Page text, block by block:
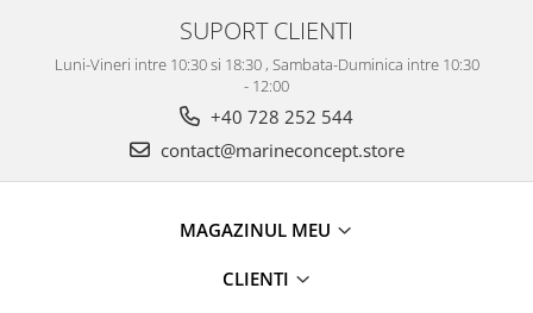
SUPORT CLIENTI
Luni-Vineri intre 10:30 si 18:30 , Sambata-Duminica intre 10:30
- 12:00
+40 728 252 544
contact@marineconcept.store
MAGAZINUL MEU
CLIENTI